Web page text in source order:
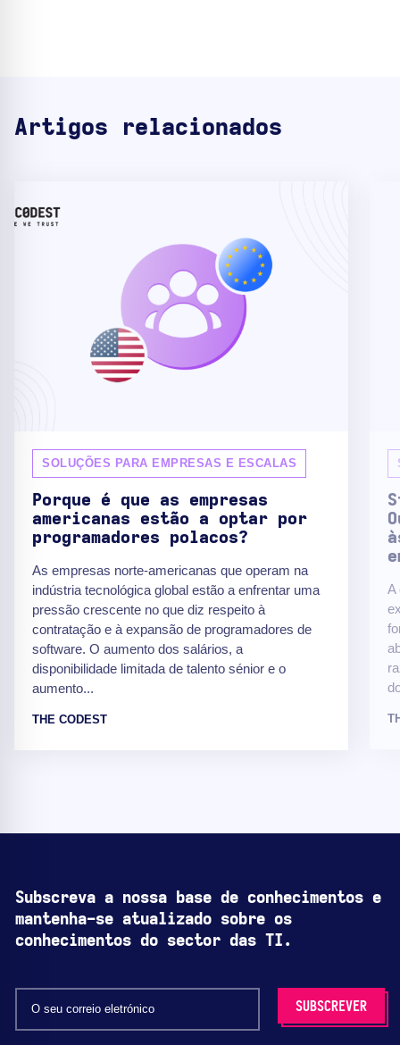
Artigos relacionados
SOLUÇÕES PARA EMPRESAS E ESCALAS
Porque é que as empresas
americanas estão a optar por
programadores polacos?
As empresas norte-americanas que operam na
indústria tecnológica global estão a enfrentar uma
pressão crescente no que diz respeito à
contratação e à expansão de programadores de
software. O aumento dos salários, a
disponibilidade limitada de talento sénior e o
aumento...
THE CODEST
A
Subscreva a nossa base de conhecimentos e
mantenha-se atualizado sobre os
conhecimentos do sector das TI.